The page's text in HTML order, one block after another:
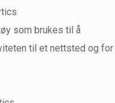
som brukes til å
til et nettsted og for